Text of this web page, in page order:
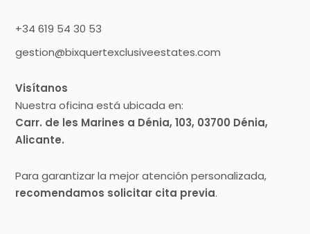
+34 619 54 30 53
gestion@bixquertexclusiveestates.com
Visítanos
Nuestra oficina está ubicada en:
Carr. de les Marines a Dénia, 103, 03700 Dénia,
Alicante.
Para garantizar la mejor atención personalizada,
recomendamos solicitar cita previa.